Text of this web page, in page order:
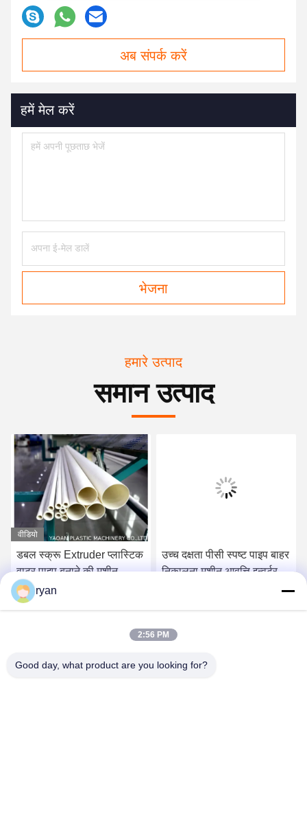
अब संपर्क करें
हमें मेल करें
भेजना
हमारे उत्पाद
समान उत्पाद
वीडियो
डबल स्क्रू Extruder प्लास्टिक
वाटर पाइप बनाने की मशीन,
पीवीसी पाइप बाहर निकालना
लाइन
उच्च दक्षता पीसी स्पष्ट पाइप बाहर
निकालना मशीन आवृत्ति इन्वर्टर
ryan
2:56 PM
Good day, what product are you looking for?